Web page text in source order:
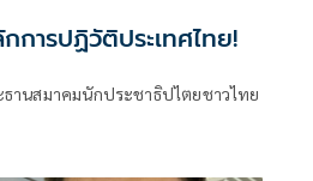
การปฏิวัติประเทศไทย!
านสมาคมนักประชาธิปไตยชาวไทย